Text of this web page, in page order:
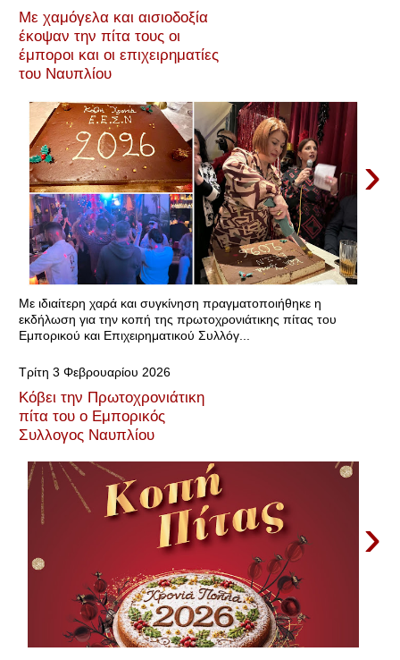
Με χαμόγελα και αισιοδοξία
έκοψαν την πίτα τους οι
έμποροι και οι επιχειρηματίες
του Ναυπλίου
›
Με ιδιαίτερη χαρά και συγκίνηση πραγματοποιήθηκε η
εκδήλωση για την κοπή της πρωτοχρονιάτικης πίτας του
Εμπορικού και Επιχειρηματικού Συλλόγ...
Τρίτη 3 Φεβρουαρίου 2026
Κόβει την Πρωτοχρονιάτικη
πίτα του ο Εμπορικός
Συλλογος Ναυπλίου
›